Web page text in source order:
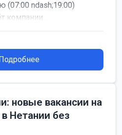
(07:00 ndash;19:00)
компании ...
новые вакансии на
Нетании без